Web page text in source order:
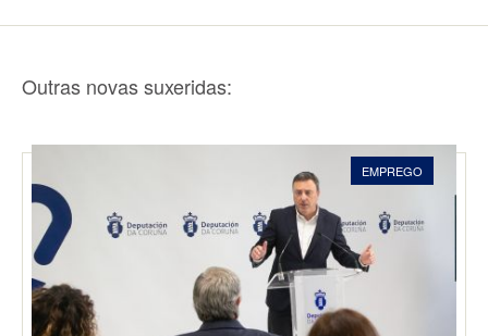
Outras novas suxeridas:
EMPREGO